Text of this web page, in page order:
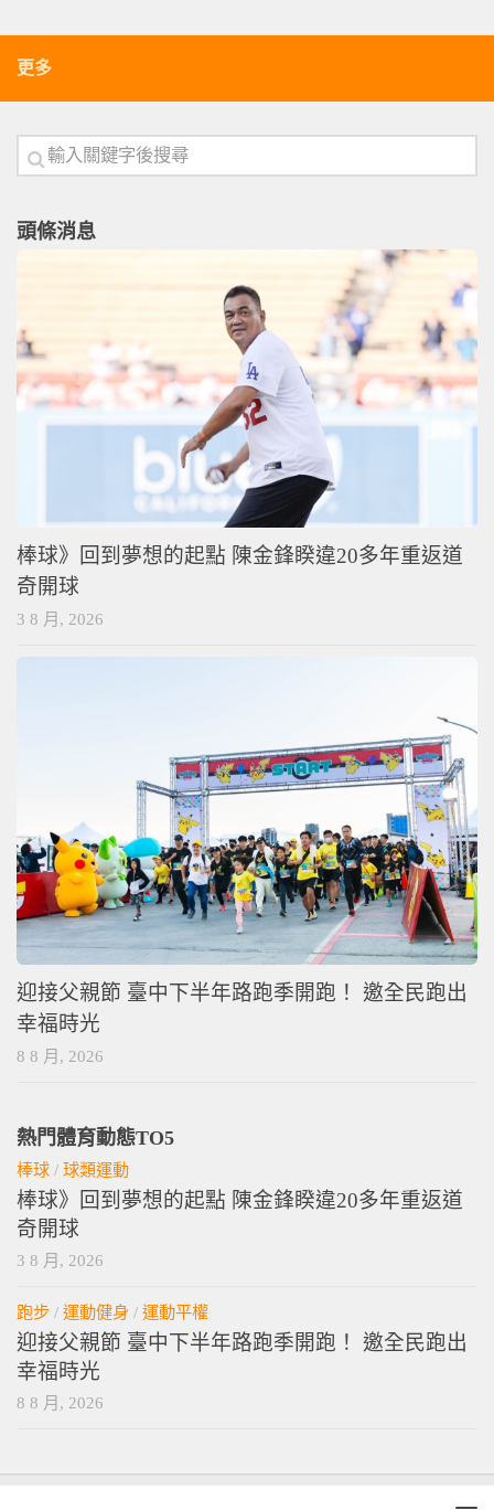
更多
頭條消息
棒球》回到夢想的起點 陳金鋒睽違20多年重返道
奇開球
3 8 月, 2026
迎接父親節 臺中下半年路跑季開跑！ 邀全民跑出
幸福時光
8 8 月, 2026
熱門體育動態TO5
棒球 / 球類運動
棒球》回到夢想的起點 陳金鋒睽違20多年重返道
奇開球
3 8 月, 2026
跑步 / 運動健身 / 運動平權
迎接父親節 臺中下半年路跑季開跑！ 邀全民跑出
幸福時光
8 8 月, 2026